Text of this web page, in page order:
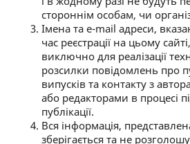
стороннім особам, чи
Імена та e-mail адреси,
час реєстрації на цьому
виключно для реалізації
розсилки повідомлень про
випусків та контакту з
або редакторами в процесі
публікації.
Вся інформація,
зберігається та не